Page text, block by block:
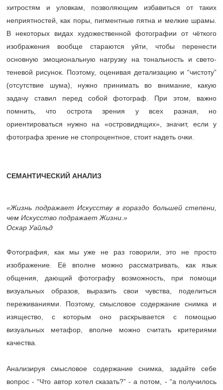
хитростям и уловкам, позволяющим избавиться от таких
неприятностей, как поры, пигментные пятна и мелкие шрамы.
В некоторых видах художественной фотографии от чёткого
изображения вообще стараются уйти, чтобы перенести
основную эмоциональную нагрузку на тональность и свето-
теневой рисунок. Поэтому, оценивая детализацию и “чистоту”
(отсутствие шума), нужно принимать во внимание, какую
задачу ставил перед собой фотограф. При этом, важно
помнить, что острота зрения у всех разная, но
ориентироваться нужно на «островидящих», значит, если у
фотографа зрение не стопроцентное, стоит надеть очки.
СЕМАНТИЧЕСКИЙ АНАЛИЗ
«Жизнь подражает Искусству в гораздо большей степени,
чем Искусство подражает Жизни.»
Оскар Уайльд
Фотография, как мы уже не раз говорили, это не просто
изображение. Её вполне можно рассматривать, как язык
общения, дающий фотографу возможность, при помощи
визуальных образов, выразить свои чувства, поделиться
переживаниями. Поэтому, смысловое содержание снимка и
изящество, с которым оно раскрывается с помощью
визуальных метафор, вполне можно считать критериями
качества.
Анализируя смысловое содержание снимка, задайте себе
вопрос - “Что автор хотел сказать?” - а потом, - “а получилось